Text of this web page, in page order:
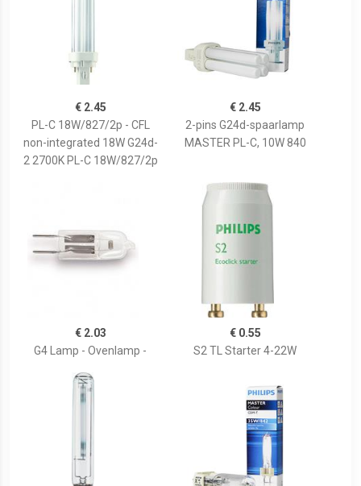
€ 2.45
PL-C 18W/827/2p - CFL
non-integrated 18W G24d-
2 2700K PL-C 18W/827/2p
€ 2.45
2-pins G24d-spaarlamp
MASTER PL-C, 10W 840
€ 2.03
G4 Lamp - Ovenlamp -
€ 0.55
S2 TL Starter 4-22W